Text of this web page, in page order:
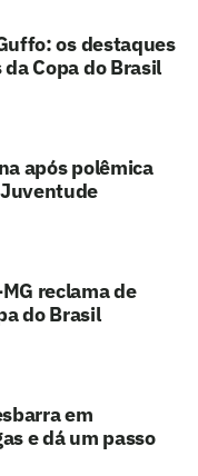
os destaques
Copa do Brasil
após polêmica
reclama de
do Brasil
em
e dá um passo